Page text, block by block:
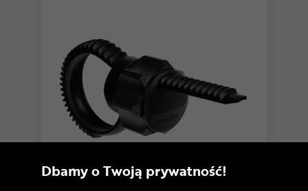
Dbamy o Twoją prywatność!